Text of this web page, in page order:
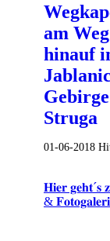
am Weg
hinauf
Struga
01-06-2018
𝐇𝐢𝐞𝐫 𝐠𝐞𝐡𝐭´𝐬
&